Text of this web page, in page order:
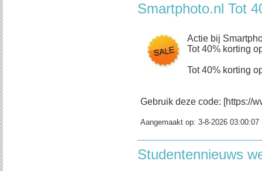
Smartphoto.nl Tot
Actie bij
Tot 40% korting
Tot 40% korting
Gebruik deze code: [https://
Aangemaakt op: 3-8-2026 03:00:07
Studentennieuws